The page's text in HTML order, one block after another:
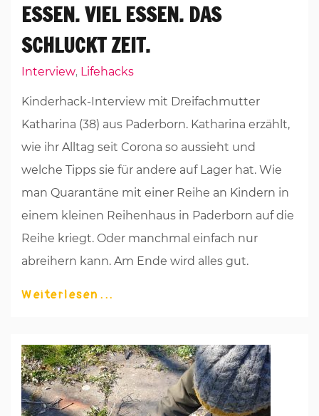
ESSEN. VIEL ESSEN. DAS
SCHLUCKT ZEIT.
Interview, Lifehacks
Kinderhack-Interview mit Dreifachmutter
Katharina (38) aus Paderborn. Katharina erzählt,
wie ihr Alltag seit Corona so aussieht und
welche Tipps sie für andere auf Lager hat. Wie
man Quarantäne mit einer Reihe an Kindern in
einem kleinen Reihenhaus in Paderborn auf die
Reihe kriegt. Oder manchmal einfach nur
abreihern kann. Am Ende wird alles gut.
Weiterlesen